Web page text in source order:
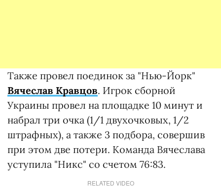
Также провел поединок за "Нью-Йорк"
Вячеслав Кравцов. Игрок сборной
Украины провел на площадке 10 минут и
набрал три очка (1/1 двухочковых, 1/2
штрафных), а также 3 подбора, совершив
при этом две потери. Команда Вячеслава
уступила "Никс" со счетом 76:83.
RELATED VIDEO